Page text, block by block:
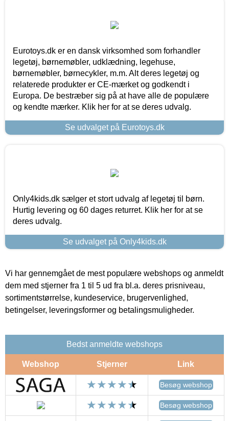
Eurotoys.dk er en dansk virksomhed som forhandler
legetøj, børnemøbler, udklædning, legehuse,
børnemøbler, børnecykler, m.m. Alt deres legetøj og
relaterede produkter er CE-mærket og godkendt i
Europa. De bestræber sig på at have alle de populære
og kendte mærker. Klik her for at se deres udvalg.
Se udvalget på Eurotoys.dk
Only4kids.dk sælger et stort udvalg af legetøj til børn.
Hurtig levering og 60 dages returret. Klik her for at se
deres udvalg.
Se udvalget på Only4kids.dk
Vi har gennemgået de mest populære webshops og anmeldt
dem med stjerner fra 1 til 5 ud fra bl.a. deres prisniveau,
sortimentstørrelse, kundeservice, brugervenlighed,
betingelser, leveringsformer og betalingsmuligheder.
Bedst anmeldte webshops
Webshop Stjerner Link
Besøg webshop
Besøg webshop